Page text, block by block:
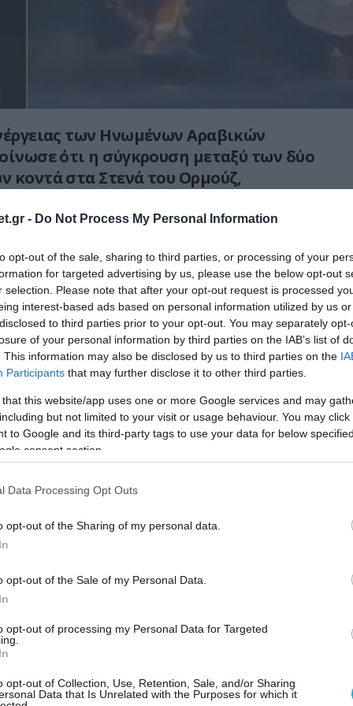
- Do Not Process My Personal Information
opt-out of the sale, sharing to third parties, or processing of your
for targeted advertising by us, please use the below opt-out
selection. Please note that after your opt-out request is processed
interest-based ads based on personal information utilized by us
to third parties prior to your opt-out. You may separately
of your personal information by third parties on the IAB’s list of
This information may also be disclosed by us to third parties on the
Participants that may further disclose it to other third parties.
that this website/app uses one or more Google services and may
but not limited to your visit or usage behaviour. You may
to Google and its third-party tags to use your data for below
consent section.
Data Processing Opt Outs
opt-out of the Sharing of my personal data.
opt-out of the Sale of my Personal Data.
opt-out of processing my Personal Data for Targeted
opt-out of Collection, Use, Retention, Sale, and/or Sharing
Data that Is Unrelated with the Purposes for which it
των Ηνωμένων Αραβικών
ότι η σύγκρουση μεταξύ των δύο
κοντά στα Στενά του Oρμούζ,
ενός από τα πλοία.
εξέδωσε σήμερα, το υπουργείο Ενέργειας
προκαταρκτικές πληροφορίες και
περιστατικό με μια αύξηση των ηλεκτρονικών
της σύγκρουσης ανάμεσα στο
collide in Gulf of Oman
the crude oil#tankersAdalynn and Front
at 21.14 UTC on 16 June near the Khor Fakkan
anchorage.
laden and headed for Zhoushan, China.…
pic.twitter.com/js8E0tXeT7
Adalynn και Front Eagle συγκρούστηκαν και
του Ομάν.
τραυματισμοί μελών πληρωμάτων ή
στη θάλασσα.